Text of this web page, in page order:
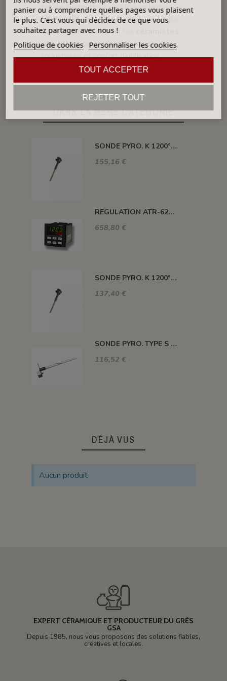
rapide, permettant de bloquer la mesure
pour un contrôle fiable et reproductible.
Cet outil est idéal pour les
et potiersrecherchant précision,
robustesse et confort d’utilisation.
DANS LA MÊME CATÉGORIE
SONDE PYRO. K 1200° 300MM AVEC TETE
155,16 €
REGULATION ATR-621 13 ABC-T
658,80 €
SONDE PYRO. K 1200° 220MM AVEC TETE
137,40 €
SONDE PYRO. TYPE S 1400° 120MM SANS TETE
116,52 €
DÉJÀ VUS
Aucun produit
EXPERT CÉRAMIQUE ET PRODUCTEUR DU GRÈS
GSA
Depuis 1985, nous vous proposons des solutions fiables,
créatives et locales.
panier ou à comprendre quelles pages vous plaisent
le plus. C'est vous qui décidez de ce que vous
souhaitez partager avec nous !
Politique de cookies Personnaliser les cookies
REJETER TOUT
TOUT ACCEPTER